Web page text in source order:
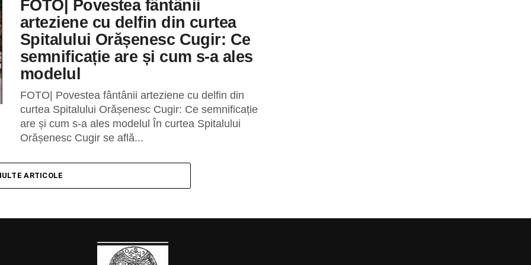
FOTO| Povestea fântânii
arteziene cu delfin din curtea
Spitalului Orășenesc Cugir: Ce
semnificație are și cum s-a ales
modelul
FOTO| Povestea fântânii arteziene cu delfin din
curtea Spitalului Orășenesc Cugir: Ce semnificație
are și cum s-a ales modelul În curtea Spitalului
Orășenesc Cugir se află...
ARTICOLE